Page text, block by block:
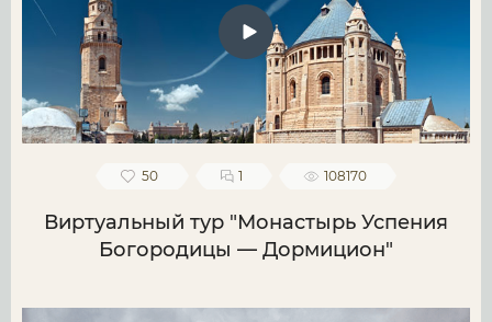
50 1 108170
Виртуальный тур "Монастырь Успения
Богородицы — Дормицион"